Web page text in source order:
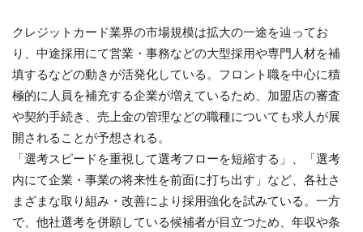
クレジットカード業界の市場規模は拡大の一途を辿ってお
り、中途採用にて営業・事務などの大型採用や専門人材を補
填するなどの動きが活発化している。フロント職を中心に積
極的に人員を補充する企業が増えているため、加盟店の審査
や契約手続き、売上金の管理などの職種についても求人が展
開されることが予想される。
「選考スピードを重視して選考フローを短縮する」、「選考
内にて企業・事業の将来性を前面に打ち出す」など、各社さ
まざまな取り組み・改善により採用強化を試みている。一方
で、他社選考を併願している候補者が目立つため、年収や条